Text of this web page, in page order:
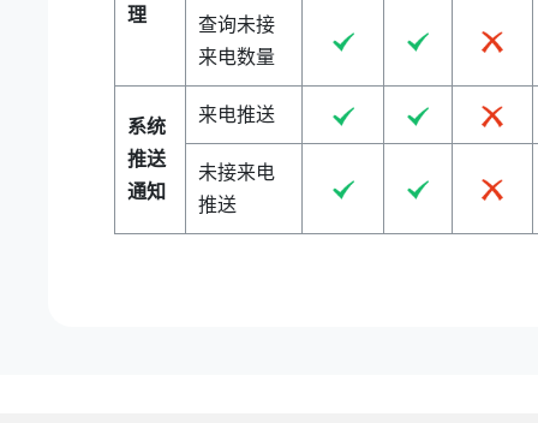
理
查询未接
来电数量
系统
推送
通知
来电推送
未接来电
推送